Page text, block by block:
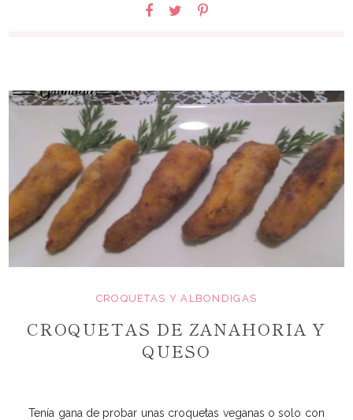
CROQUETAS Y ALBONDIGAS
CROQUETAS DE ZANAHORIA Y
QUESO
Tenía gana de probar unas croquetas veganas o solo con